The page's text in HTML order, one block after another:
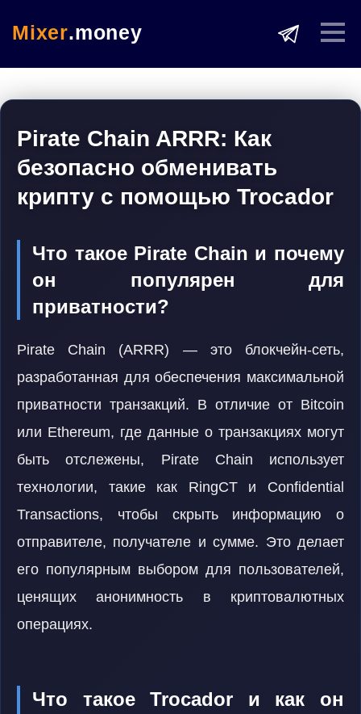
Mixer.money
Pirate Chain ARRR: Как
безопасно обменивать
крипту с помощью Trocador
Что такое Pirate Chain и почему
он популярен для
приватности?
Pirate Chain (ARRR) — это блокчейн-сеть,
разработанная для обеспечения максимальной
приватности транзакций. В отличие от Bitcoin
или Ethereum, где данные о транзакциях могут
быть отслежены, Pirate Chain использует
технологии, такие как RingCT и Confidential
Transactions, чтобы скрыть информацию о
отправителе, получателе и сумме. Это делает
его популярным выбором для пользователей,
ценящих анонимность в криптовалютных
операциях.
Что такое Trocador и как он